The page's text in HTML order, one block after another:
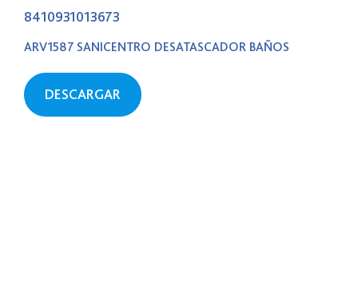
8410931013673
ARV1587 SANICENTRO DESATASCADOR BAÑOS
DESCARGAR